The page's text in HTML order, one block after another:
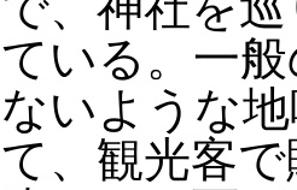
ている。一
ないような
て、観光客